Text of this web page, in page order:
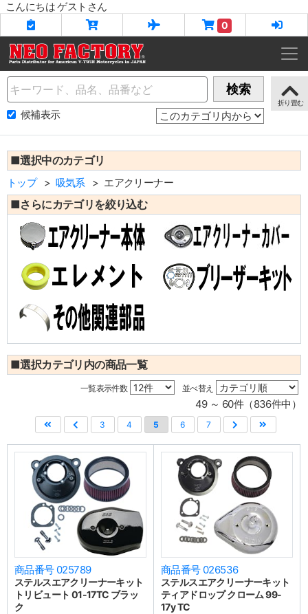
こんにちは ゲストさん
0
Name 検索
候補表示
■選択中のカテゴリ
トップ 吸気系 エアクリーナー
■さらにカテゴリを絞り込む
■選択カテゴリ内の商品一覧
一覧表示件数 並べ替え
49 ～ 60件（836件中）
3 4 5 6 7
商品番号 025789
ステルスエアクリーナーキット
トリビュート 01-17TC ブラッ
ク
商品番号 026536
ステルスエアクリーナーキット
ティアドロップ クローム 99-
17y TC